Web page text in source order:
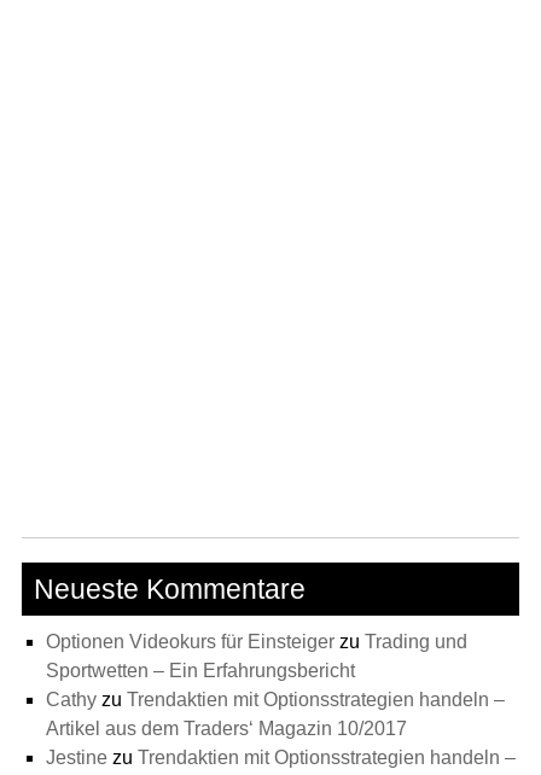
Neueste Kommentare
Optionen Videokurs für Einsteigerzu Trading und
Sportwetten – Ein Erfahrungsbericht
Cathyzu Trendaktien mit Optionsstrategien handeln –
Artikel aus dem Traders‘ Magazin 10/2017
Jestinezu Trendaktien mit Optionsstrategien handeln –